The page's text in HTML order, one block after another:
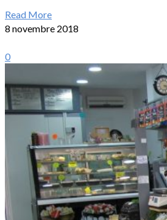
Read More
8 novembre 2018
0